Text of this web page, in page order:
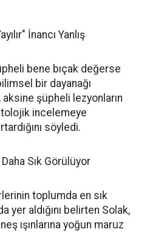
İnancı Yanlış
bene bıçak değerse
bir dayanağı
aksine şüpheli lezyonların
incelemeye
söyledi.
Sık Görülüyor
toplumda en sık
yer aldığını belirten Solak,
ışınlarına yoğun maruz